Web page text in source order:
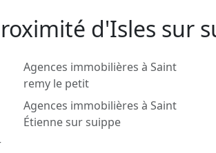
d'Isles sur
Agences immobilières à Saint
remy le petit
Agences immobilières à Saint
Étienne sur suippe